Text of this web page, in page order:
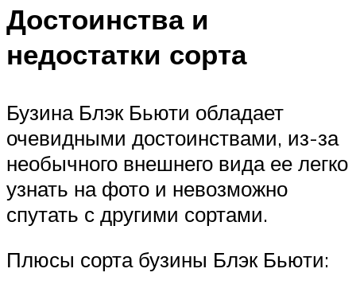
Достоинства и
недостатки сорта
Бузина Блэк Бьюти обладает
очевидными достоинствами, из-за
необычного внешнего вида ее легко
узнать на фото и невозможно
спутать с другими сортами.
Плюсы сорта бузины Блэк Бьюти: